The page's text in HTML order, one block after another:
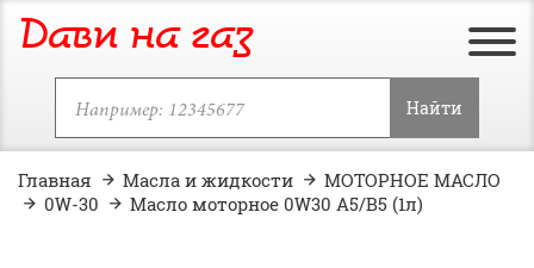
Дави на газ
Найти
Главная Масла и жидкости
МОТОРНОЕ МАСЛО
0W-30
Масло моторное 0W30 A5/B5 (1л)